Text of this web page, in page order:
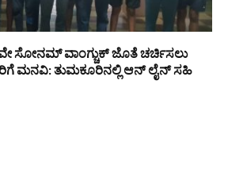
ಸೋನಮ್ ವಾಂಗ್ಚುಕ್ ಜೊತೆ ಚರ್ಚಿಸಲು
ಮನವಿ: ತುಮಕೂರಿನಲ್ಲಿ ಆನ್‌ ಲೈನ್ ಸಹಿ